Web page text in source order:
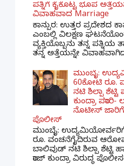
ಪತ್ನಿಗೆ ಕೈಕೊಟ್ಟ ಭೂಪ
ವಿವಾಹವಾದ Marriage
ಕಾನ್ಪುರ: ಉತ್ತರ ಪ್ರದೇಶದ
ಎಂಬಲ್ಲಿ ವಿಲಕ್ಷಣ
ವ್ಯಕ್ತಿಯೊಬ್ಬನು ತನ್ನ
ತನ್ನ ಅತ್ತೆಯನ್ನೇ
ಮುಂಬೈ:
60ಕೋಟಿ ರೂ.
ನಟಿ ಶಿಲ್ಪಾ ಶೆಟ್ಟಿ
ಕುಂದ್ರಾ
ನೊಟೀಸ್
ಪೊಲೀಸ್
ಮುಂಬೈ:
ರೂ. ವಂಚನೆಗೈದಿರುವ
ಬಾಲಿವುಡ್ ನಟಿ ಶಿಲ್ಪಾ ಶೆಟ್ಟಿ
ರಾಜ್ ಕುಂದ್ರಾ ವಿರುದ್ಧ